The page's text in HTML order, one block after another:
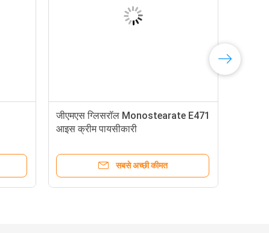
जीएमएस ग्लिसरॉल Monostearate E471
आइस क्रीम पायसीकारी
सबसे अच्छी कीमत